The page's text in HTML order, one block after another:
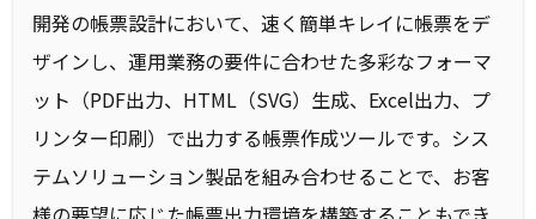
開発の帳票設計において、速く簡単キレイに帳票をデ
ザインし、運用業務の要件に合わせた多彩なフォーマ
ット（PDF出力、HTML（SVG）生成、Excel出力、プ
リンター印刷）で出力する帳票作成ツールです。シス
テムソリューション製品を組み合わせることで、お客